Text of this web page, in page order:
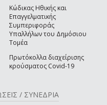
Κώδικας Ηθικής και
Επαγγελματικής
Συμπεριφοράς
Υπαλλήλων του Δημόσιου
Τομέα
Πρωτόκολλα διαχείρισης
κρούσματος Covid-19
/ ΣΥΝΕΔΡΙΑ